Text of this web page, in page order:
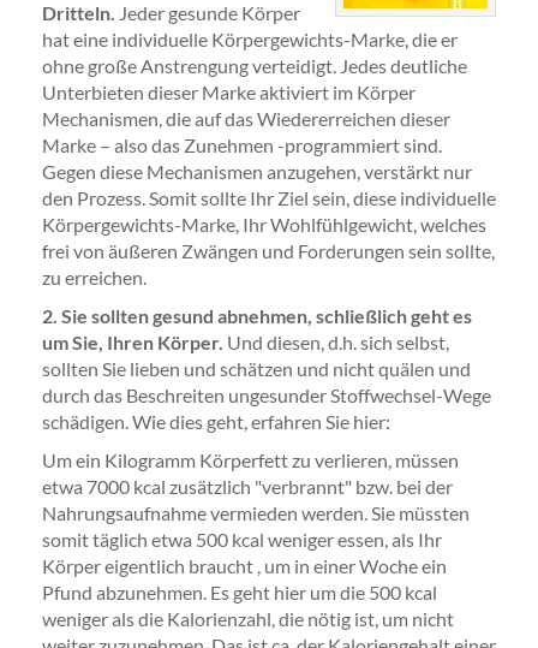
Dritteln. Jeder gesunde Körper
hat eine individuelle Körpergewichts-Marke, die er
ohne große Anstrengung verteidigt. Jedes deutliche
Unterbieten dieser Marke aktiviert im Körper
Mechanismen, die auf das Wiedererreichen dieser
Marke – also das Zunehmen -programmiert sind.
Gegen diese Mechanismen anzugehen, verstärkt nur
den Prozess. Somit sollte Ihr Ziel sein, diese individuelle
Körpergewichts-Marke, Ihr Wohlfühlgewicht, welches
frei von äußeren Zwängen und Forderungen sein sollte,
zu erreichen.
2. Sie sollten gesund abnehmen, schließlich geht es
um Sie, Ihren Körper. Und diesen, d.h. sich selbst,
sollten Sie lieben und schätzen und nicht quälen und
durch das Beschreiten ungesunder Stoffwechsel-Wege
schädigen. Wie dies geht, erfahren Sie hier:
Um ein Kilogramm Körperfett zu verlieren, müssen
etwa 7000 kcal zusätzlich "verbrannt" bzw. bei der
Nahrungsaufnahme vermieden werden. Sie müssten
somit täglich etwa 500 kcal weniger essen, als Ihr
Körper eigentlich braucht , um in einer Woche ein
Pfund abzunehmen. Es geht hier um die 500 kcal
weniger als die Kalorienzahl, die nötig ist, um nicht